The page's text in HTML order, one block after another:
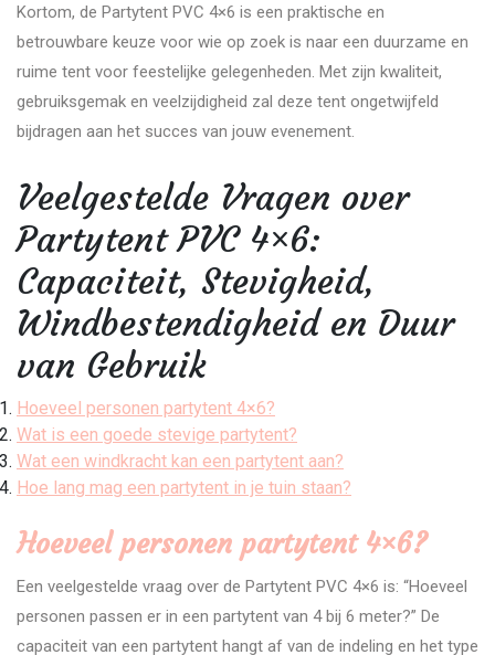
Kortom, de Partytent PVC 4×6 is een praktische en
betrouwbare keuze voor wie op zoek is naar een duurzame en
ruime tent voor feestelijke gelegenheden. Met zijn kwaliteit,
gebruiksgemak en veelzijdigheid zal deze tent ongetwijfeld
bijdragen aan het succes van jouw evenement.
Veelgestelde Vragen over
Partytent PVC 4×6:
Capaciteit, Stevigheid,
Windbestendigheid en Duur
van Gebruik
Hoeveel personen partytent 4×6?
Wat is een goede stevige partytent?
Wat een windkracht kan een partytent aan?
Hoe lang mag een partytent in je tuin staan?
Hoeveel personen partytent 4×6?
Een veelgestelde vraag over de Partytent PVC 4×6 is: “Hoeveel
personen passen er in een partytent van 4 bij 6 meter?” De
capaciteit van een partytent hangt af van de indeling en het type